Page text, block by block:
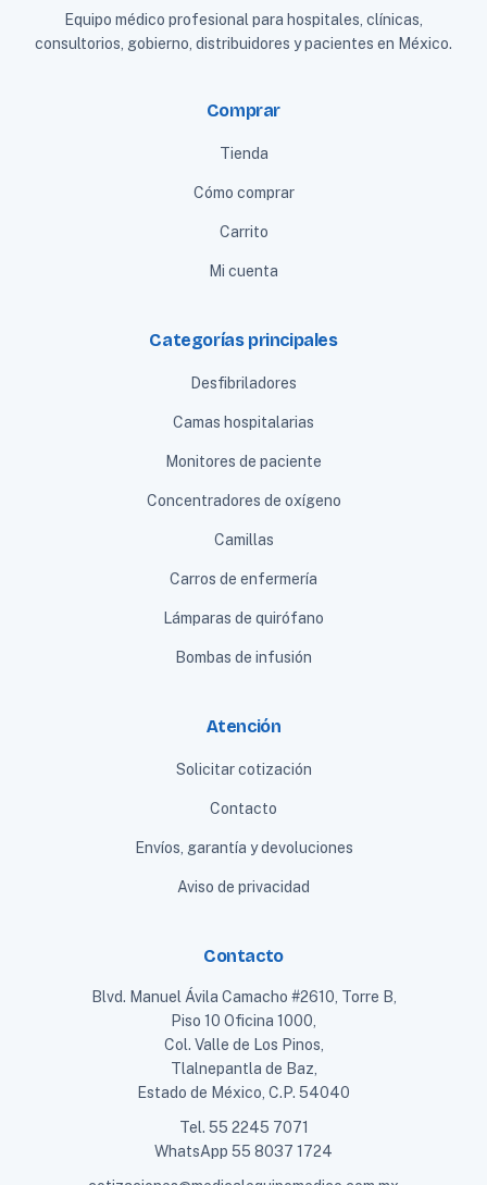
Equipo médico profesional para hospitales, clínicas,
consultorios, gobierno, distribuidores y pacientes en México.
Comprar
Tienda
Cómo comprar
Carrito
Mi cuenta
Categorías principales
Desfibriladores
Camas hospitalarias
Monitores de paciente
Concentradores de oxígeno
Camillas
Carros de enfermería
Lámparas de quirófano
Bombas de infusión
Atención
Solicitar cotización
Contacto
Envíos, garantía y devoluciones
Aviso de privacidad
Contacto
Blvd. Manuel Ávila Camacho #2610, Torre B,
Piso 10 Oficina 1000,
Col. Valle de Los Pinos,
Tlalnepantla de Baz,
Estado de México, C.P. 54040
Tel. 55 2245 7071
WhatsApp 55 8037 1724